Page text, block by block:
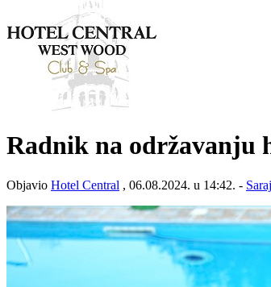
Radnik na održavanju
Objavio Hotel Central , 06.08.2024. u 14:42. -